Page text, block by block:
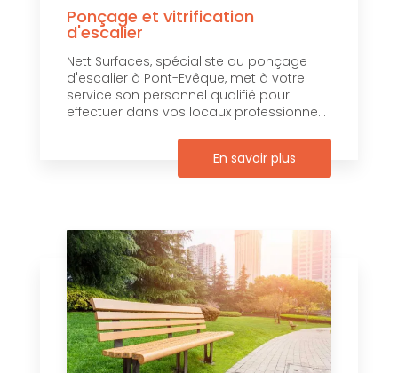
Ponçage et vitrification
d'escalier
Nett Surfaces, spécialiste du ponçage
d'escalier à Pont-Evêque, met à votre
service son personnel qualifié pour
effectuer dans vos locaux professionne...
En savoir plus